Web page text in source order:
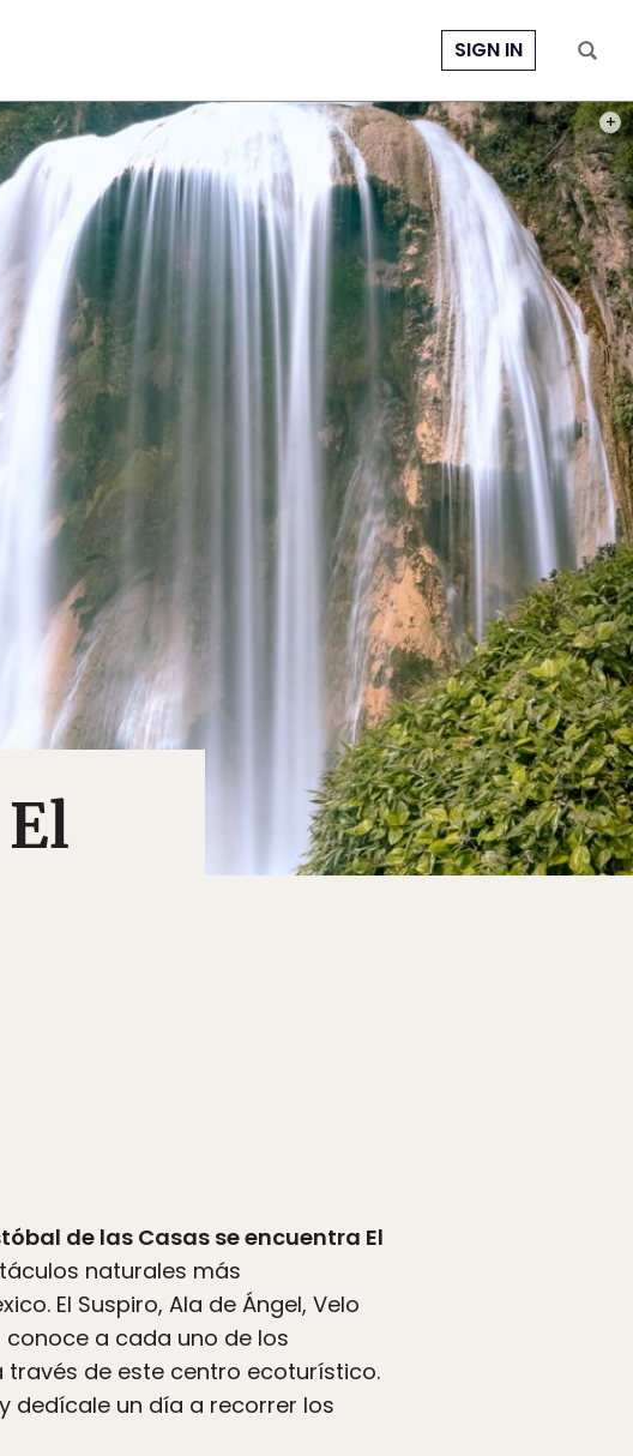
SIGN IN
de las Casas se encuentra El
naturales más
El Suspiro, Ala de Ángel, Velo
conoce a cada uno de los
de este centro ecoturístico.
dedícale un día a recorrer los